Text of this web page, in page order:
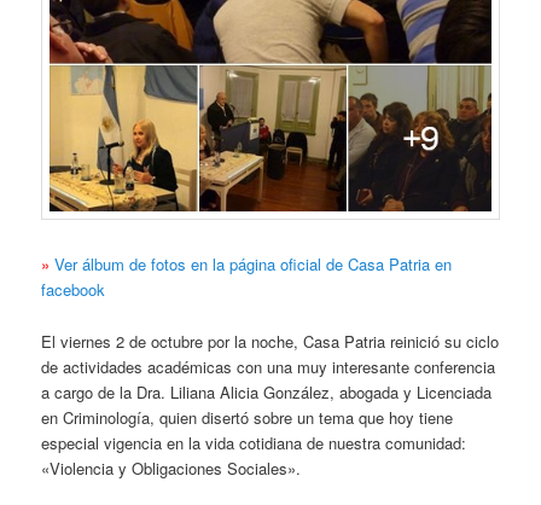
» Ver álbum de fotos en la página oficial de Casa Patria en
facebook
El viernes 2 de octubre por la noche, Casa Patria reinició su ciclo
de actividades académicas con una muy interesante conferencia
a cargo de la Dra. Liliana Alicia González, abogada y Licenciada
en Criminología, quien disertó sobre un tema que hoy tiene
especial vigencia en la vida cotidiana de nuestra comunidad:
«Violencia y Obligaciones Sociales».